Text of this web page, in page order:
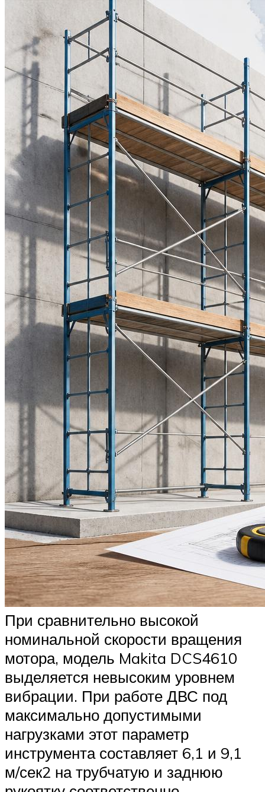
При сравнительно высокой
номинальной скорости вращения
мотора, модель Makita DCS4610
выделяется невысоким уровнем
вибрации. При работе ДВС под
максимально допустимыми
нагрузками этот параметр
инструмента составляет 6,1 и 9,1
м/сек2 на трубчатую и заднюю